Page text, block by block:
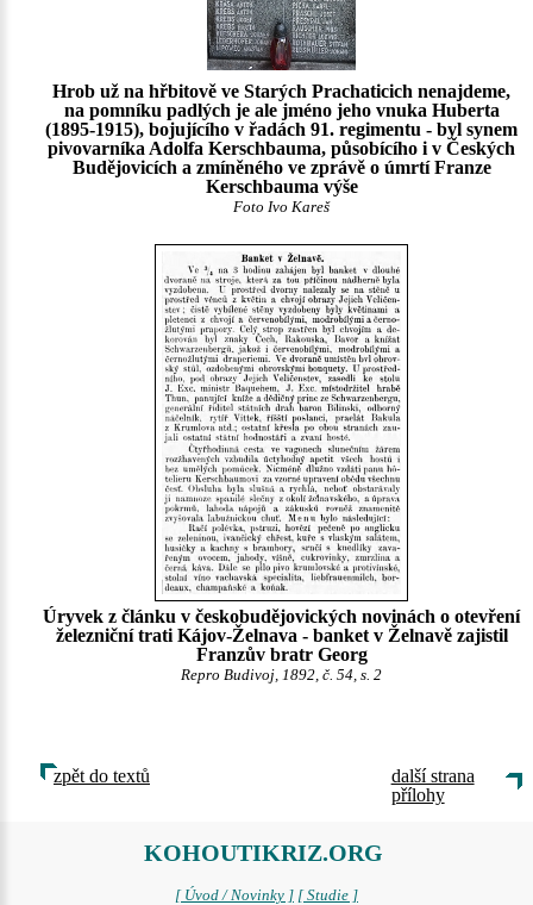
Hrob už na hřbitově ve Starých Prachaticich nenajdeme,
na pomníku padlých je ale jméno jeho vnuka Huberta
(1895-1915), bojujícího v řadách 91. regimentu - byl synem
pivovarníka Adolfa Kerschbauma, působícího i v Českých
Budějovicích a zmíněného ve zprávě o úmrtí Franze
Kerschbauma výše
Foto Ivo Kareš
Úryvek z článku v českobudějovických novinách o otevření
železniční trati Kájov-Želnava - banket v Želnavě zajistil
Franzův bratr Georg
Repro Budivoj, 1892, č. 54, s. 2
zpět do textů
další strana
přílohy
KOHOUTIKRIZ.ORG
[ Úvod / Novinky ] [ Studie ]